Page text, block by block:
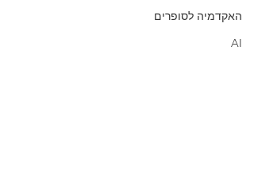
האקדמיה לסופרים
AI